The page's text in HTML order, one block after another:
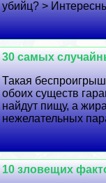
убийц? >
30 самых
Такая
обоих существ
найдут пищу, а
нежелательных
10 зловещих